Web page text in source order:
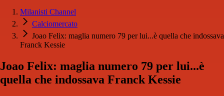
Milanisti Channel
Calciomercato
Joao Felix: maglia numero 79 per lui...è quella che indossava
Franck Kessie
Joao Felix: maglia numero 79 per lui...è
quella che indossava Franck Kessie